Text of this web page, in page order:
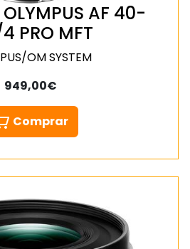
AF 40-
PRO MFT
OM SYSTEM
949,00€
Comprar